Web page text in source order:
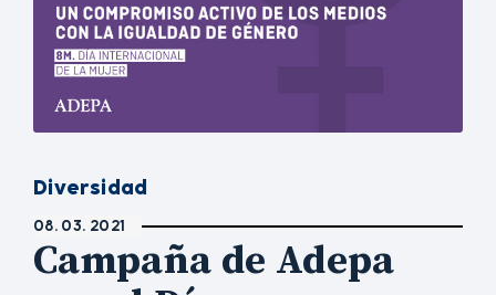
Diversidad
08. 03. 2021
Campaña de Adepa